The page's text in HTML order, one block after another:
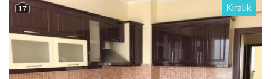
17 Kiralık